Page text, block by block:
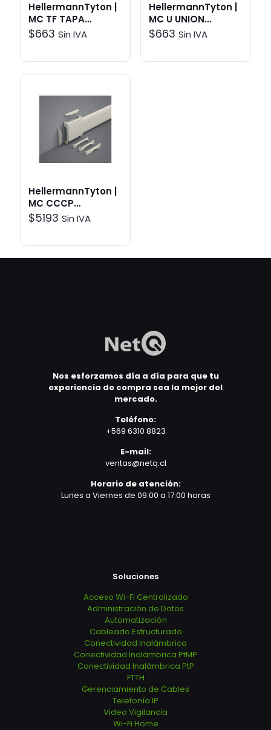
HellermannTyton |
MC TF TAPA
TERMINAL
$663 Sin IVA
HellermannTyton |
MC U UNION
MEGACANAL 95X22
$663 Sin IVA
HellermannTyton |
MC CCCP
MEGACANAL 95X22
$5193 Sin IVA
Nos esforzamos día a día para que tu
experiencia de compra sea la mejor del
mercado.
Teléfono:
+569 6310 8823
E-mail:
ventas@netq.cl
Horario de atención:
Lunes a Viernes de 09:00 a 17:00 horas
Soluciones
Acceso Wi-Fi Centralizado
Administración de Datos
Automatización
Cableado Estructurado
Conectividad Inalámbrica
Conectividad Inalámbrica PtMP
Conectividad Inalámbrica PtP
FTTH
Gerenciamiento de Cables
Telefonía IP
Video Vigilancia
Wi-Fi Home